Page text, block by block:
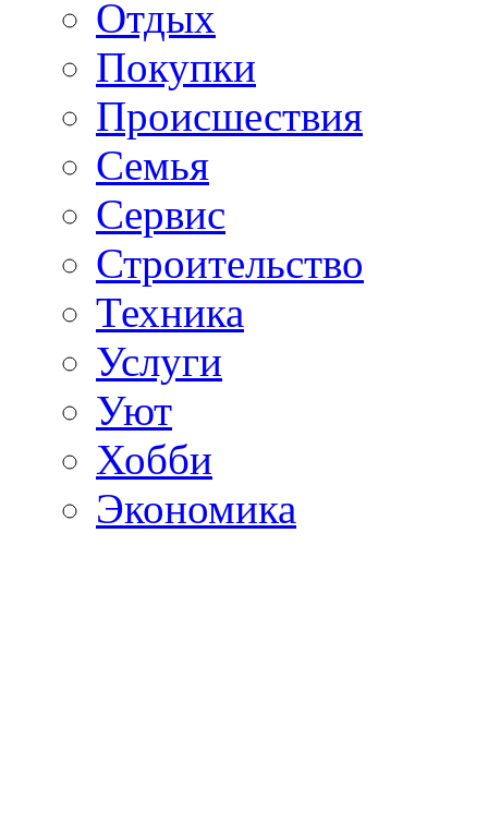
Отдых
Покупки
Происшествия
Семья
Сервис
Строительство
Техника
Услуги
Уют
Хобби
Экономика